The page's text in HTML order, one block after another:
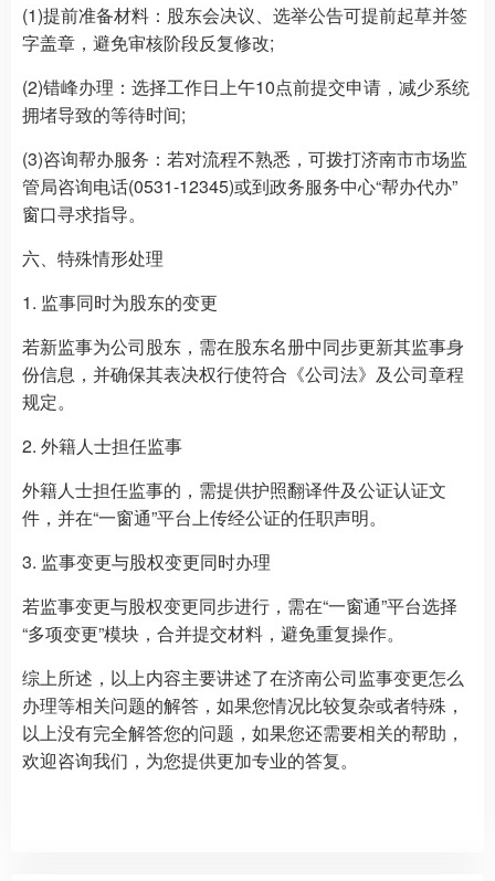
(1)提前准备材料：股东会决议、选举公告可提前起草并签
字盖章，避免审核阶段反复修改;
(2)错峰办理：选择工作日上午10点前提交申请，减少系统
拥堵导致的等待时间;
(3)咨询帮办服务：若对流程不熟悉，可拨打济南市市场监
管局咨询电话(0531-12345)或到政务服务中心“帮办代办”
窗口寻求指导。
六、特殊情形处理
1. 监事同时为股东的变更
若新监事为公司股东，需在股东名册中同步更新其监事身
份信息，并确保其表决权行使符合《公司法》及公司章程
规定。
2. 外籍人士担任监事
外籍人士担任监事的，需提供护照翻译件及公证认证文
件，并在“一窗通”平台上传经公证的任职声明。
3. 监事变更与股权变更同时办理
若监事变更与股权变更同步进行，需在“一窗通”平台选择
“多项变更”模块，合并提交材料，避免重复操作。
综上所述，以上内容主要讲述了在济南公司监事变更怎么
办理等相关问题的解答，如果您情况比较复杂或者特殊，
以上没有完全解答您的问题，如果您还需要相关的帮助，
欢迎咨询我们，为您提供更加专业的答复。